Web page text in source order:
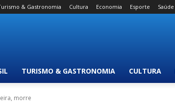
& Gastronomia Cultura Economia Esporte Saúde
TURISMO & GASTRONOMIA CULTURA
morre